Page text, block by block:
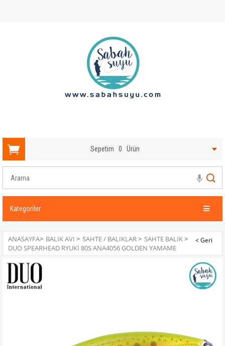
Sepetim 0 Ürün
Kategoriler
ANASAYFA> BALIK AVI > SAHTE / BALIKLAR> SAHTE BALIK>
DUO SPEARHEAD RYUKI 80S ANA4056 GOLDEN YAMAME